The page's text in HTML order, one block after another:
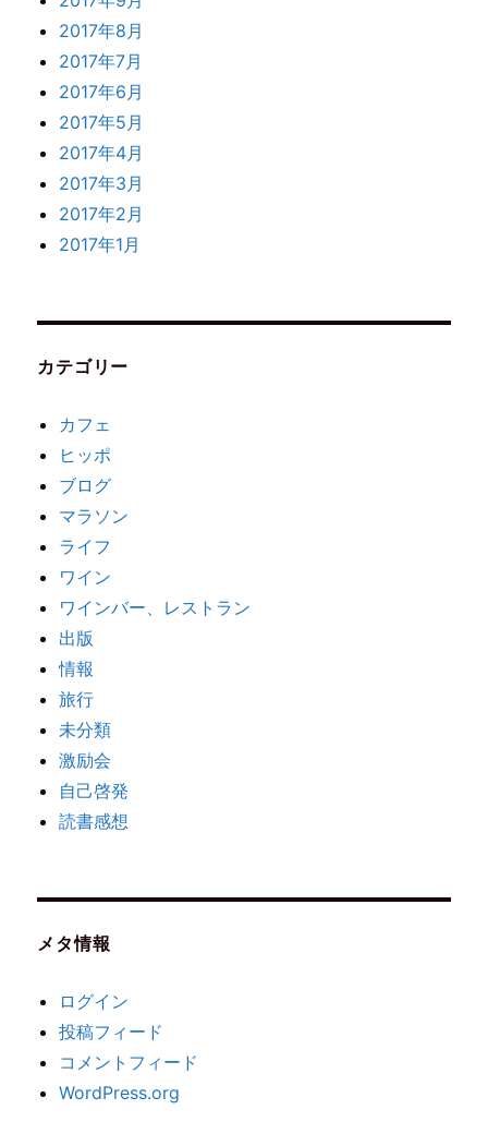
2017年8月
2017年7月
2017年6月
2017年5月
2017年4月
2017年3月
2017年2月
2017年1月
カテゴリー
カフェ
ヒッポ
ブログ
マラソン
ライフ
ワイン
ワインバー、レストラン
出版
情報
旅行
未分類
激励会
自己啓発
読書感想
メタ情報
ログイン
投稿フィード
コメントフィード
WordPress.org